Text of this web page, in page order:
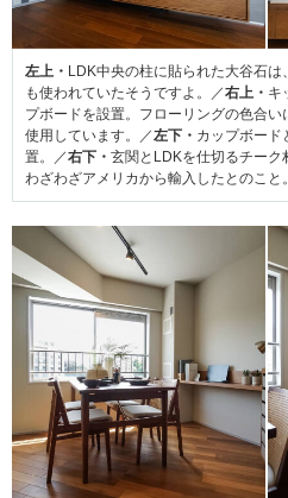
左上・ LDK中央の柱に貼られた大谷石
も使われていたそうですよ。／右上・ キ
プボードを設置。フローリングの色合
使用しています。／左下・ カップボード
置。／右下・ 玄関とLDKを仕切るチーク
わざわざアメリカから輸入したとのこと。